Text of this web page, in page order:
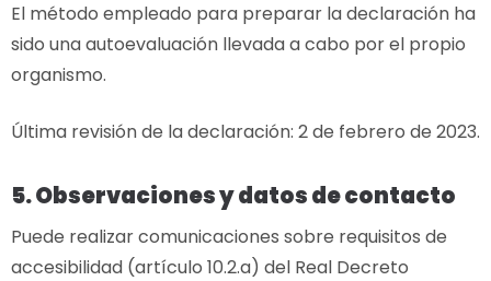
El método empleado para preparar la declaración ha
sido una autoevaluación llevada a cabo por el propio
organismo.
Última revisión de la declaración: 2 de febrero de 2023.
5. Observaciones y datos de contacto
Puede realizar comunicaciones sobre requisitos de
accesibilidad (artículo 10.2.a) del Real Decreto